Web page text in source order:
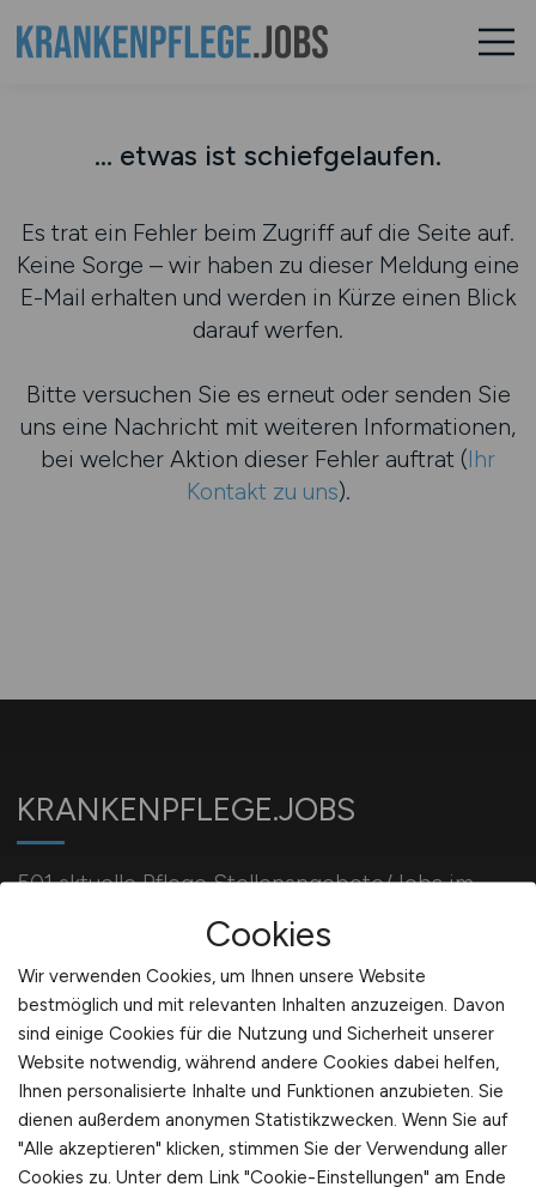
... etwas ist schiefgelaufen.
Es trat ein Fehler beim Zugriff auf die Seite auf.
Keine Sorge – wir haben zu dieser Meldung eine
E-Mail erhalten und werden in Kürze einen Blick
darauf werfen.
Bitte versuchen Sie es erneut oder senden Sie
uns eine Nachricht mit weiteren Informationen,
bei welcher Aktion dieser Fehler auftrat (Ihr
Kontakt zu uns).
KRANKENPFLEGE.JOBS
501 aktuelle Pflege Stellenangebote/Jobs im
Krankenhaus/Kliniken/Pflegeeinrichtungen
Für Arbeitgeber
Stellenanzeigen schalten
Mediadaten & Konditionen
Arbeitgeber Seite
Cookies
Wir verwenden Cookies, um Ihnen unsere Website
bestmöglich und mit relevanten Inhalten anzuzeigen. Davon
sind einige Cookies für die Nutzung und Sicherheit unserer
Website notwendig, während andere Cookies dabei helfen,
Ihnen personalisierte Inhalte und Funktionen anzubieten. Sie
dienen außerdem anonymen Statistikzwecken. Wenn Sie auf
"Alle akzeptieren" klicken, stimmen Sie der Verwendung aller
Cookies zu. Unter dem Link "Cookie-Einstellungen" am Ende